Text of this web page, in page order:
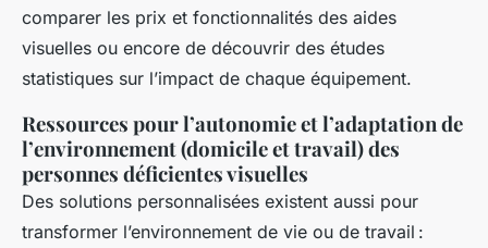
comparer les prix et fonctionnalités des aides
visuelles ou encore de découvrir des études
statistiques sur l’impact de chaque équipement.
Ressources pour l’autonomie et l’adaptation de
l’environnement (domicile et travail) des
personnes déficientes visuelles
Des solutions personnalisées existent aussi pour
transformer l’environnement de vie ou de travail :